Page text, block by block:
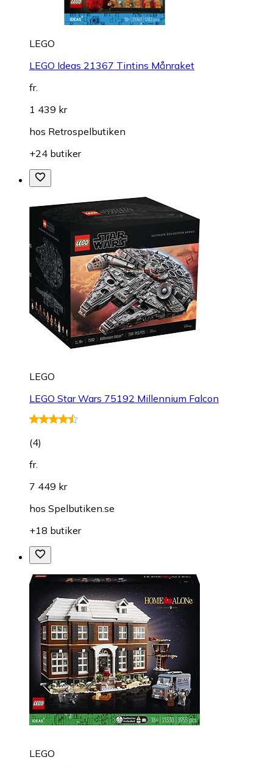
LEGO
LEGO Ideas 21367 Tintins Månraket
fr.
1 439 kr
hos Retrospelbutiken
+24 butiker
LEGO
LEGO Star Wars 75192 Millennium Falcon
(4)
fr.
7 449 kr
hos Spelbutiken.se
+18 butiker
LEGO